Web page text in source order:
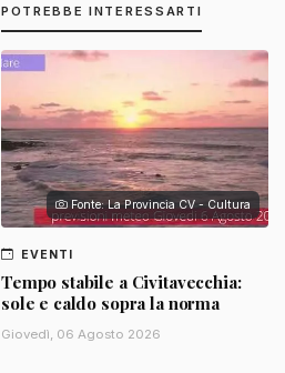
POTREBBE INTERESSARTI
Fonte: La Provincia CV - Cultura
EVENTI
Tempo stabile a Civitavecchia:
sole e caldo sopra la norma
Giovedì, 06 Agosto 2026